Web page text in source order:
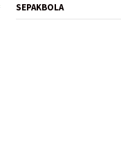
SEPAKBOLA